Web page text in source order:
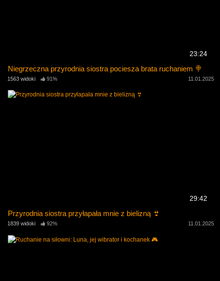
23:24
Niegrzeczna przyrodnia siostra pociesza brata ruchaniem 🍭
1563 widoki 91% 11.01.2025
29:42
Przyrodnia siostra przyłapała mnie z bielizną 👙
1839 widoki 92% 11.01.2025